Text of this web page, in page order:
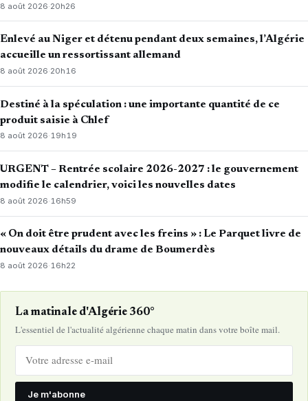
8 août 2026·20h26
Enlevé au Niger et détenu pendant deux semaines, l’Algérie
accueille un ressortissant allemand
8 août 2026·20h16
Destiné à la spéculation : une importante quantité de ce
produit saisie à Chlef
8 août 2026·19h19
URGENT – Rentrée scolaire 2026-2027 : le gouvernement
modifie le calendrier, voici les nouvelles dates
8 août 2026· 16h59
« On doit être prudent avec les freins » : Le Parquet livre de
nouveaux détails du drame de Boumerdès
8 août 2026·16h22
La matinale d'Algérie 360°
L'essentiel de l'actualité algérienne chaque matin dans votre boîte mail.
Je m'abonne